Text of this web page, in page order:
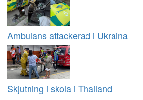
Ambulans attackerad i Ukraina
Skjutning i skola i Thailand